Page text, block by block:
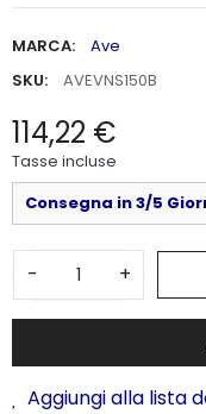
MARCA:
Ave
SKU:
AVEVNS150B
114,22 €
Tasse incluse
Consegna in 3/5
- +
Aggiungi alla lista